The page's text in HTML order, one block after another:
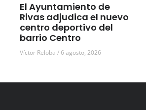
El Ayuntamiento de
Rivas adjudica el nuevo
centro deportivo del
barrio Centro
Víctor Reloba 6 agosto, 2026